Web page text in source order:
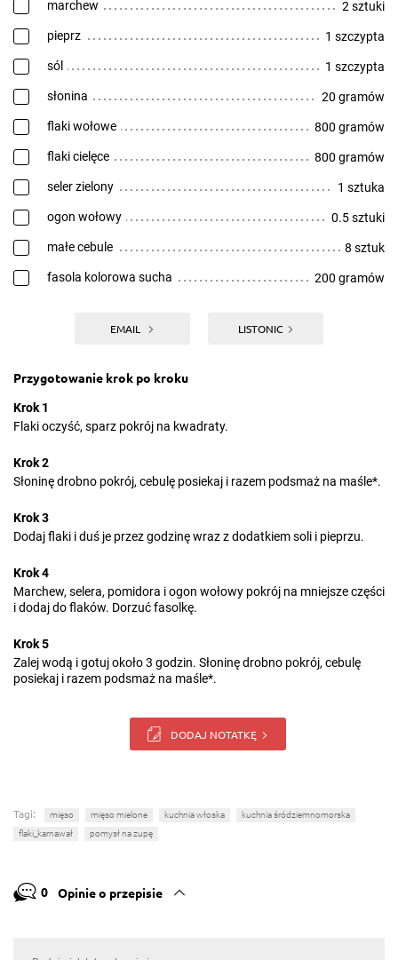
marchew 2 sztuki
pieprz 1 szczypta
sól 1 szczypta
słonina 20 gramów
flaki wołowe 800 gramów
flaki cielęce 800 gramów
seler zielony 1 sztuka
ogon wołowy 0.5 sztuki
małe cebule 8 sztuk
fasola kolorowa sucha 200 gramów
EMAIL LISTONIC
Przygotowanie krok po kroku
Krok 1
Flaki oczyść, sparz pokrój na kwadraty.
Krok 2
Słoninę drobno pokrój, cebulę posiekaj i razem podsmaż na maśle*.
Krok 3
Dodaj flaki i duś je przez godzinę wraz z dodatkiem soli i pieprzu.
Krok 4
Marchew, selera, pomidora i ogon wołowy pokrój na mniejsze części
i dodaj do flaków. Dorzuć fasolkę.
Krok 5
Zalej wodą i gotuj około 3 godzin. Słoninę drobno pokrój, cebulę
posiekaj i razem podsmaż na maśle*.
DODAJ NOTATKĘ
Tagi: mięso mięso mielone kuchnia włoska
kuchnia śródziemnomorska
flaki_karnawał
pomysł na zupę
0 Opinie o przepisie